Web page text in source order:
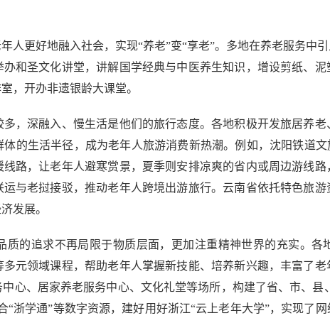
更好地融入社会，实现“养老”变“享老”。多地在养老服务中
和圣文化讲堂，讲解国学经典与中医养生知识，增设剪纸、
，开办非遗银龄大课堂。
深融入、慢生活是他们的旅行态度。各地积极开发旅居养老
的生活半径，成为老年人旅游消费新热潮。例如，沈阳铁道文
路，让老年人避寒赏景，夏季则安排凉爽的省内或周边游线
与老挝接驳，推动老年人跨境出游旅行。云南省依托特色旅
发展。
追求不再局限于物质层面，更加注重精神世界的充实。各
元领域课程，帮助老年人掌握新技能、培养新兴趣，丰富了
心、居家养老服务中心、文化礼堂等场所，构建了省、市、
“浙学通”等数字资源，建好用好浙江“云上老年大学”，实现了